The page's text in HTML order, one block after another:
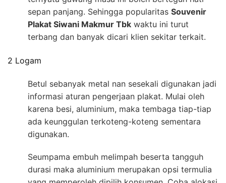
sepan panjang. Sehingga popularitas Souvenir
Plakat Siwani Makmur Tbk waktu ini turut
terbang dan banyak dicari klien sekitar terkait.
2 Logam
Betul sebanyak metal nan sesekali digunakan jadi
informasi aturan pengerjaan plakat. Mulai oleh
karena besi, aluminium, maka tembaga tiap-tiap
ada keunggulan terkoteng-koteng sementara
digunakan.
Seumpama embuh melimpah beserta tangguh
durasi maka aluminium merupakan opsi termulia